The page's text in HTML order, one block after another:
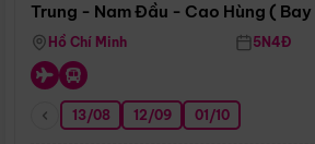
Trung - Nam Đầu - Cao Hùng ( Bay
Hồ Chí Minh 5N4Đ
13/08 12/09 01/10